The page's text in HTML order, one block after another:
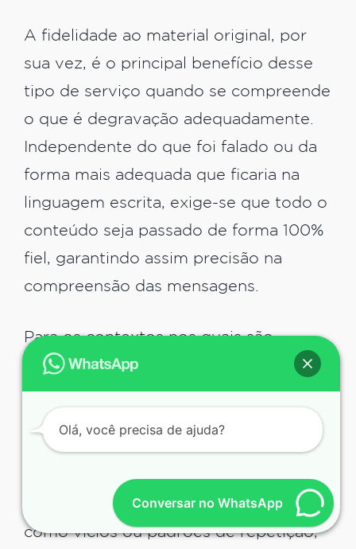
A fidelidade ao material original, por
sua vez, é o principal benefício desse
tipo de serviço quando se compreende
o que é degravação adequadamente.
Independente do que foi falado ou da
forma mais adequada que ficaria na
linguagem escrita, exige-se que todo o
conteúdo seja passado de forma 100%
fiel, garantindo assim precisão na
compreensão das mensagens.
Para os contextos nos quais são
necessários analisar todo o cenário
proporcionado pelo material, a
degravação permite representar tudo
que foi escutado na palavra escrita,
que revela detalhes muito mais fáceis
de serem percebidos com a leitura,
como vícios ou padrões de repetição,
Conversar no WhatsApp
Olá, você precisa de ajuda?